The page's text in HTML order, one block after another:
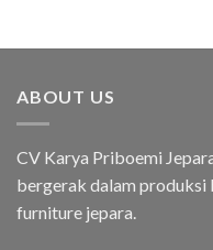
ABOUT US
CV Karya Priboemi
bergerak dalam produksi
furniture jepara.